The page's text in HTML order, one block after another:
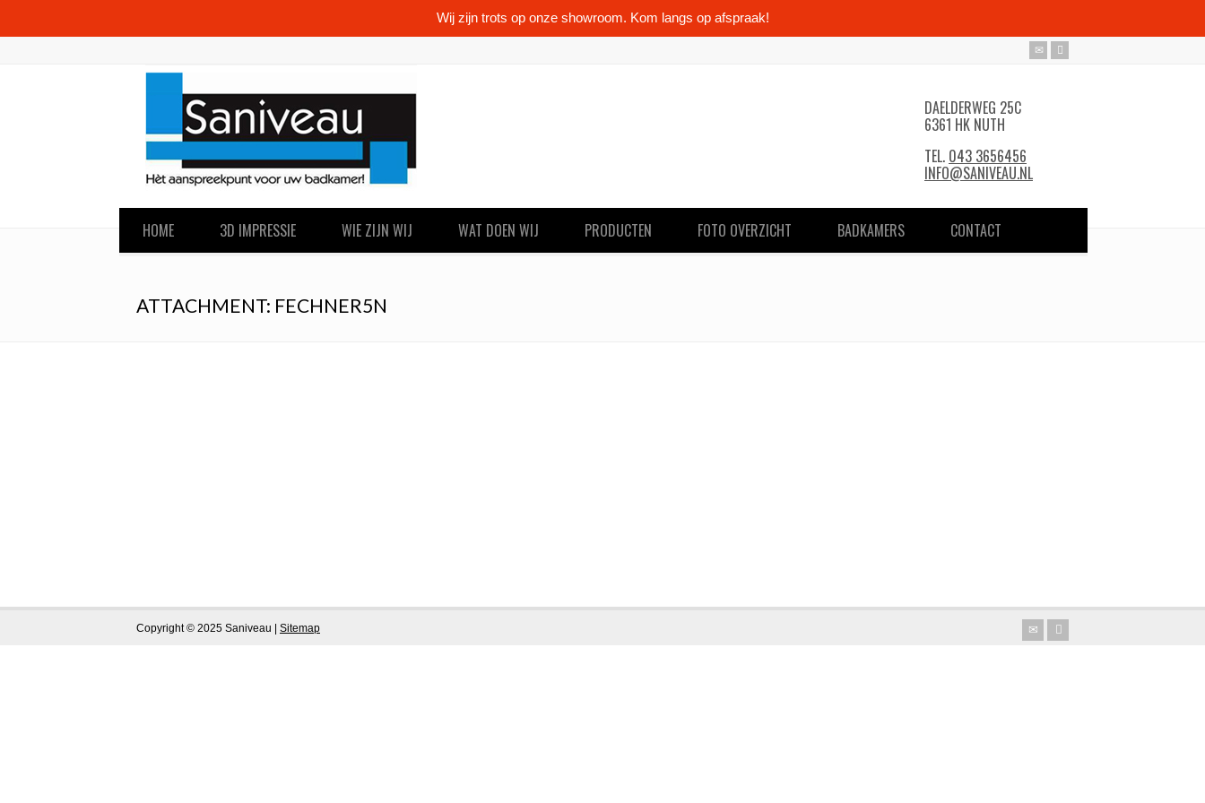
Wij zijn trots op onze showroom. Kom langs op afspraak!
DAELDERWEG 25C
6361 HK NUTH
TEL. 043 3656456
INFO@SANIVEAU.NL
HOME 3D IMPRESSIE WIE ZIJN WIJ WAT DOEN WIJ PRODUCTEN FOTO OVERZICHT BADKAMERS CONTACT
ATTACHMENT: FECHNER5N
Copyright © 2025 Saniveau | Sitemap